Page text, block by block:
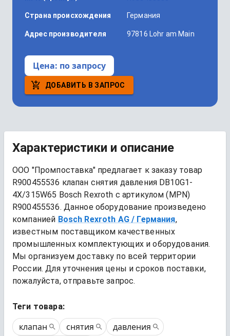
Страна происхождения Германия
Адрес производителя 97816 Lohr am Main
Цена: по запросу
ДОБАВИТЬ В ЗАПРОС
Характеристики и описание
ООО "Промпоставка" предлагает к заказу товар
R900455536 клапан снятия давления DB10G1-
4X/315W65 Bosch Rexroth
R900455536. Данное оборудование произведено
компанией Bosch Rexroth AG / Германия,
известным поставщиком качественных
промышленных комплектующих и оборудования.
Мы организуем доставку по всей территории
России. Для уточнения цены и сроков поставки,
пожалуйста, отправьте запрос.
Теги товара:
клапан снятия
давления